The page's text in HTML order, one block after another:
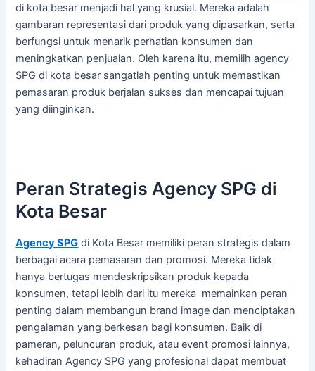
di kota besar menjadi hal yang krusial. Mereka adalah
gambaran representasi dari produk yang dipasarkan, serta
berfungsi untuk menarik perhatian konsumen dan
meningkatkan penjualan. Oleh karena itu, memilih agency
SPG di kota besar sangatlah penting untuk memastikan
pemasaran produk berjalan sukses dan mencapai tujuan
yang diinginkan.
Peran Strategis Agency SPG di
Kota Besar
Agency SPG di Kota Besar memiliki peran strategis dalam
berbagai acara pemasaran dan promosi. Mereka tidak
hanya bertugas mendeskripsikan produk kepada
konsumen, tetapi lebih dari itu mereka memainkan peran
penting dalam membangun brand image dan menciptakan
pengalaman yang berkesan bagi konsumen. Baik di
pameran, peluncuran produk, atau event promosi lainnya,
kehadiran Agency SPG yang profesional dapat membuat